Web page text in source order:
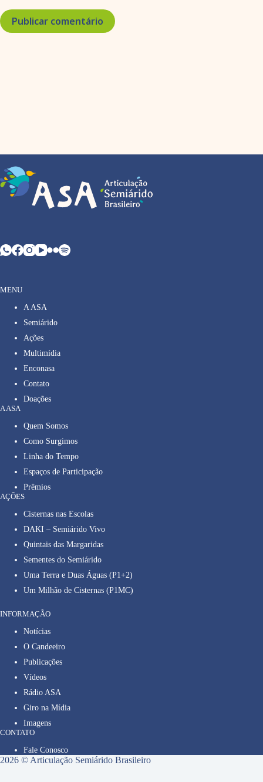
Publicar comentário
MENU
A ASA
Semiárido
Ações
Multimídia
Enconasa
Contato
Doações
A ASA
Quem Somos
Como Surgimos
Linha do Tempo
Espaços de Participação
Prêmios
AÇÕES
Cisternas nas Escolas
DAKI – Semiárido Vivo
Quintais das Margaridas
Sementes do Semiárido
Uma Terra e Duas Águas (P1+2)
Um Milhão de Cisternas (P1MC)
INFORMAÇÃO
Notícias
O Candeeiro
Publicações
Vídeos
Rádio ASA
Giro na Mídia
Imagens
CONTATO
Fale Conosco
2026 © Articulação Semiárido Brasileiro